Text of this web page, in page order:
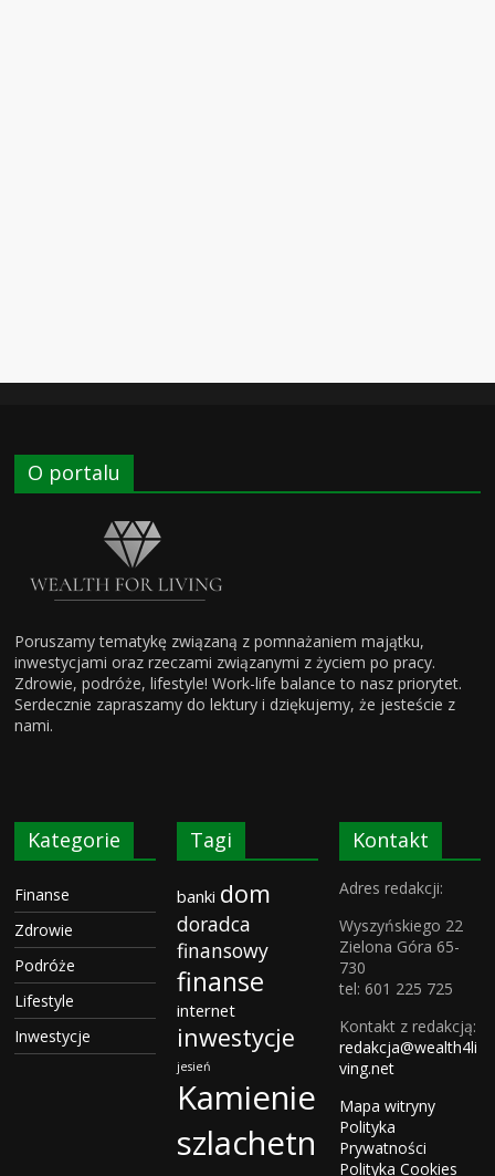
O portalu
Poruszamy tematykę związaną z pomnażaniem majątku,
inwestycjami oraz rzeczami związanymi z życiem po pracy.
Zdrowie, podróże, lifestyle! Work-life balance to nasz priorytet.
Serdecznie zapraszamy do lektury i dziękujemy, że jesteście z
nami.
Kategorie
Finanse
Zdrowie
Podróże
Lifestyle
Inwestycje
Tagi
banki dom
doradca
finansowy
finanse
internet
inwestycje
jesień
Kamienie
szlachetn
Kontakt
Adres redakcji:
Wyszyńskiego 22
Zielona Góra 65-
730
tel: 601 225 725
Kontakt z redakcją:
redakcja@wealth4li
ving.net
Mapa witryny
Polityka
Prywatności
Polityka Cookies